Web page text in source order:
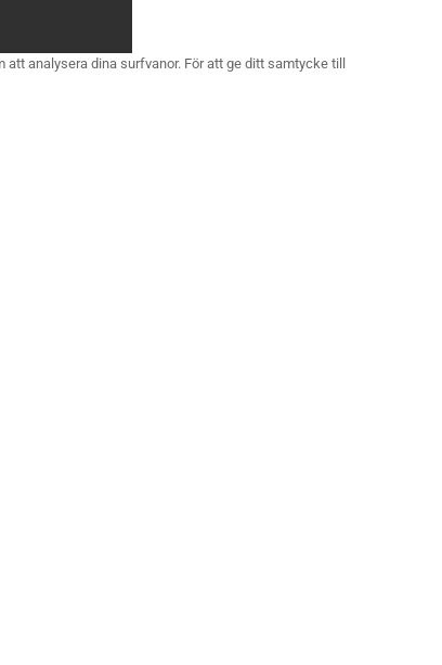
analysera dina surfvanor. För att ge ditt samtycke till